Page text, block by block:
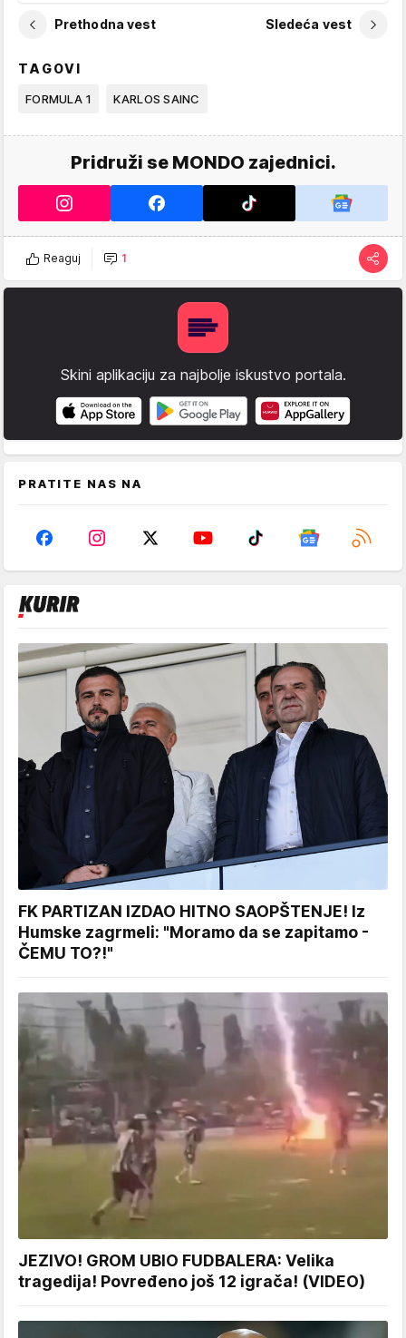
Prethodna vest Sledeća vest
TAGOVI
FORMULA 1 KARLOS SAINC
Pridruži se MONDO zajednici.
Reaguj 1
Skini aplikaciju za najbolje iskustvo portala.
PRATITE NAS NA
FK PARTIZAN IZDAO HITNO SAOPŠTENJE! Iz
Humske zagrmeli: "Moramo da se zapitamo -
ČEMU TO?!"
JEZIVO! GROM UBIO FUDBALERA: Velika
tragedija! Povređeno još 12 igrača! (VIDEO)